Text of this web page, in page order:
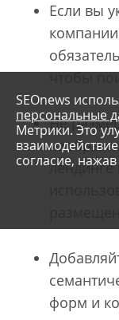
Если вы
чтобы
Не
лендинге
форм и
SEOnews
персональные
Метрики. Это
согласие,